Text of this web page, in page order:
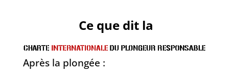
Ce que dit la
Après la plongée :